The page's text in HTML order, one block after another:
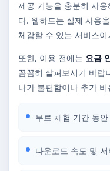
제공 기능을 충분히 사
다. 웹하드는 실제 사용
체감할 수 있는 서비스
또한, 이용 전에는 요금
꼼꼼히 살펴보시기 바랍
나가 불편함이나 추가
무료 체험 기간 동
다운로드 속도 및